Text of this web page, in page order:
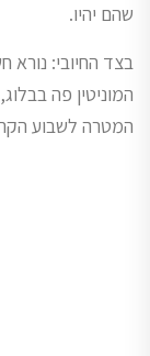
שהם יהיו.
בצד החיובי: נורא
המוניטין פה
המטרה לשבוע